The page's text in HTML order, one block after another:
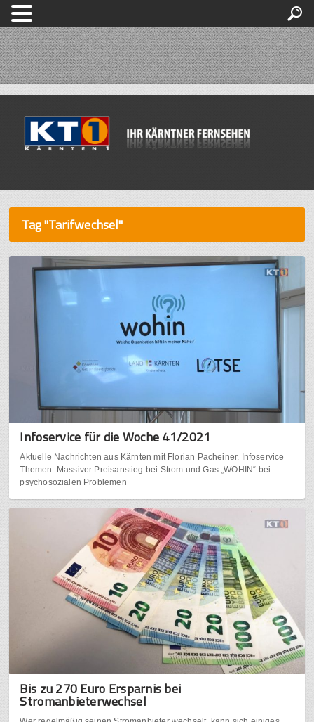
Tag "Tarifwechsel"
Infoservice für die Woche 41/2021
Aktuelle Nachrichten aus Kärnten mit Florian Pacheiner. Infoservice
Themen: Massiver Preisanstieg bei Strom und Gas „WOHIN“ bei
psychosozialen Problemen
Bis zu 270 Euro Ersparnis bei
Stromanbieterwechsel